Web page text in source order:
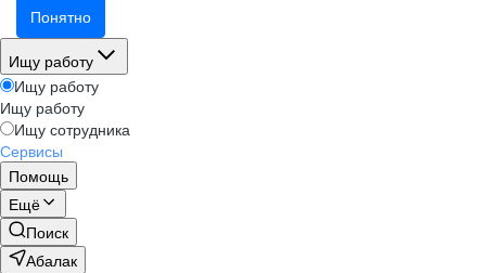
Понятно
Ищу работу
Ищу работу
Ищу работу
Ищу сотрудника
Сервисы
Помощь
Ещё
Поиск
Абалак